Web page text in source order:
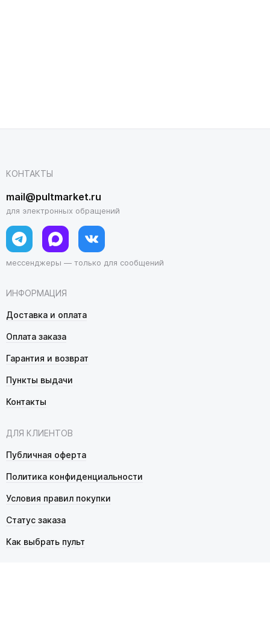
ИНФОРМАЦИЯ
Доставка и оплата
Оплата заказа
Гарантия и возврат
Пункты выдачи
Контакты
ДЛЯ КЛИЕНТОВ
Публичная оферта
Политика конфиденциальности
Условия правил покупки
Статус заказа
Как выбрать пульт
КОНТАКТЫ
mail@pultmarket.ru
для электронных обращений
мессенджеры — только для сообщений